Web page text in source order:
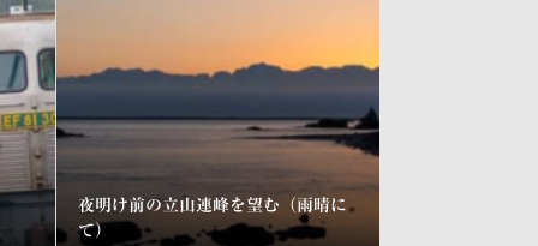
夜明け前の立山連峰を望む（雨晴に
て）